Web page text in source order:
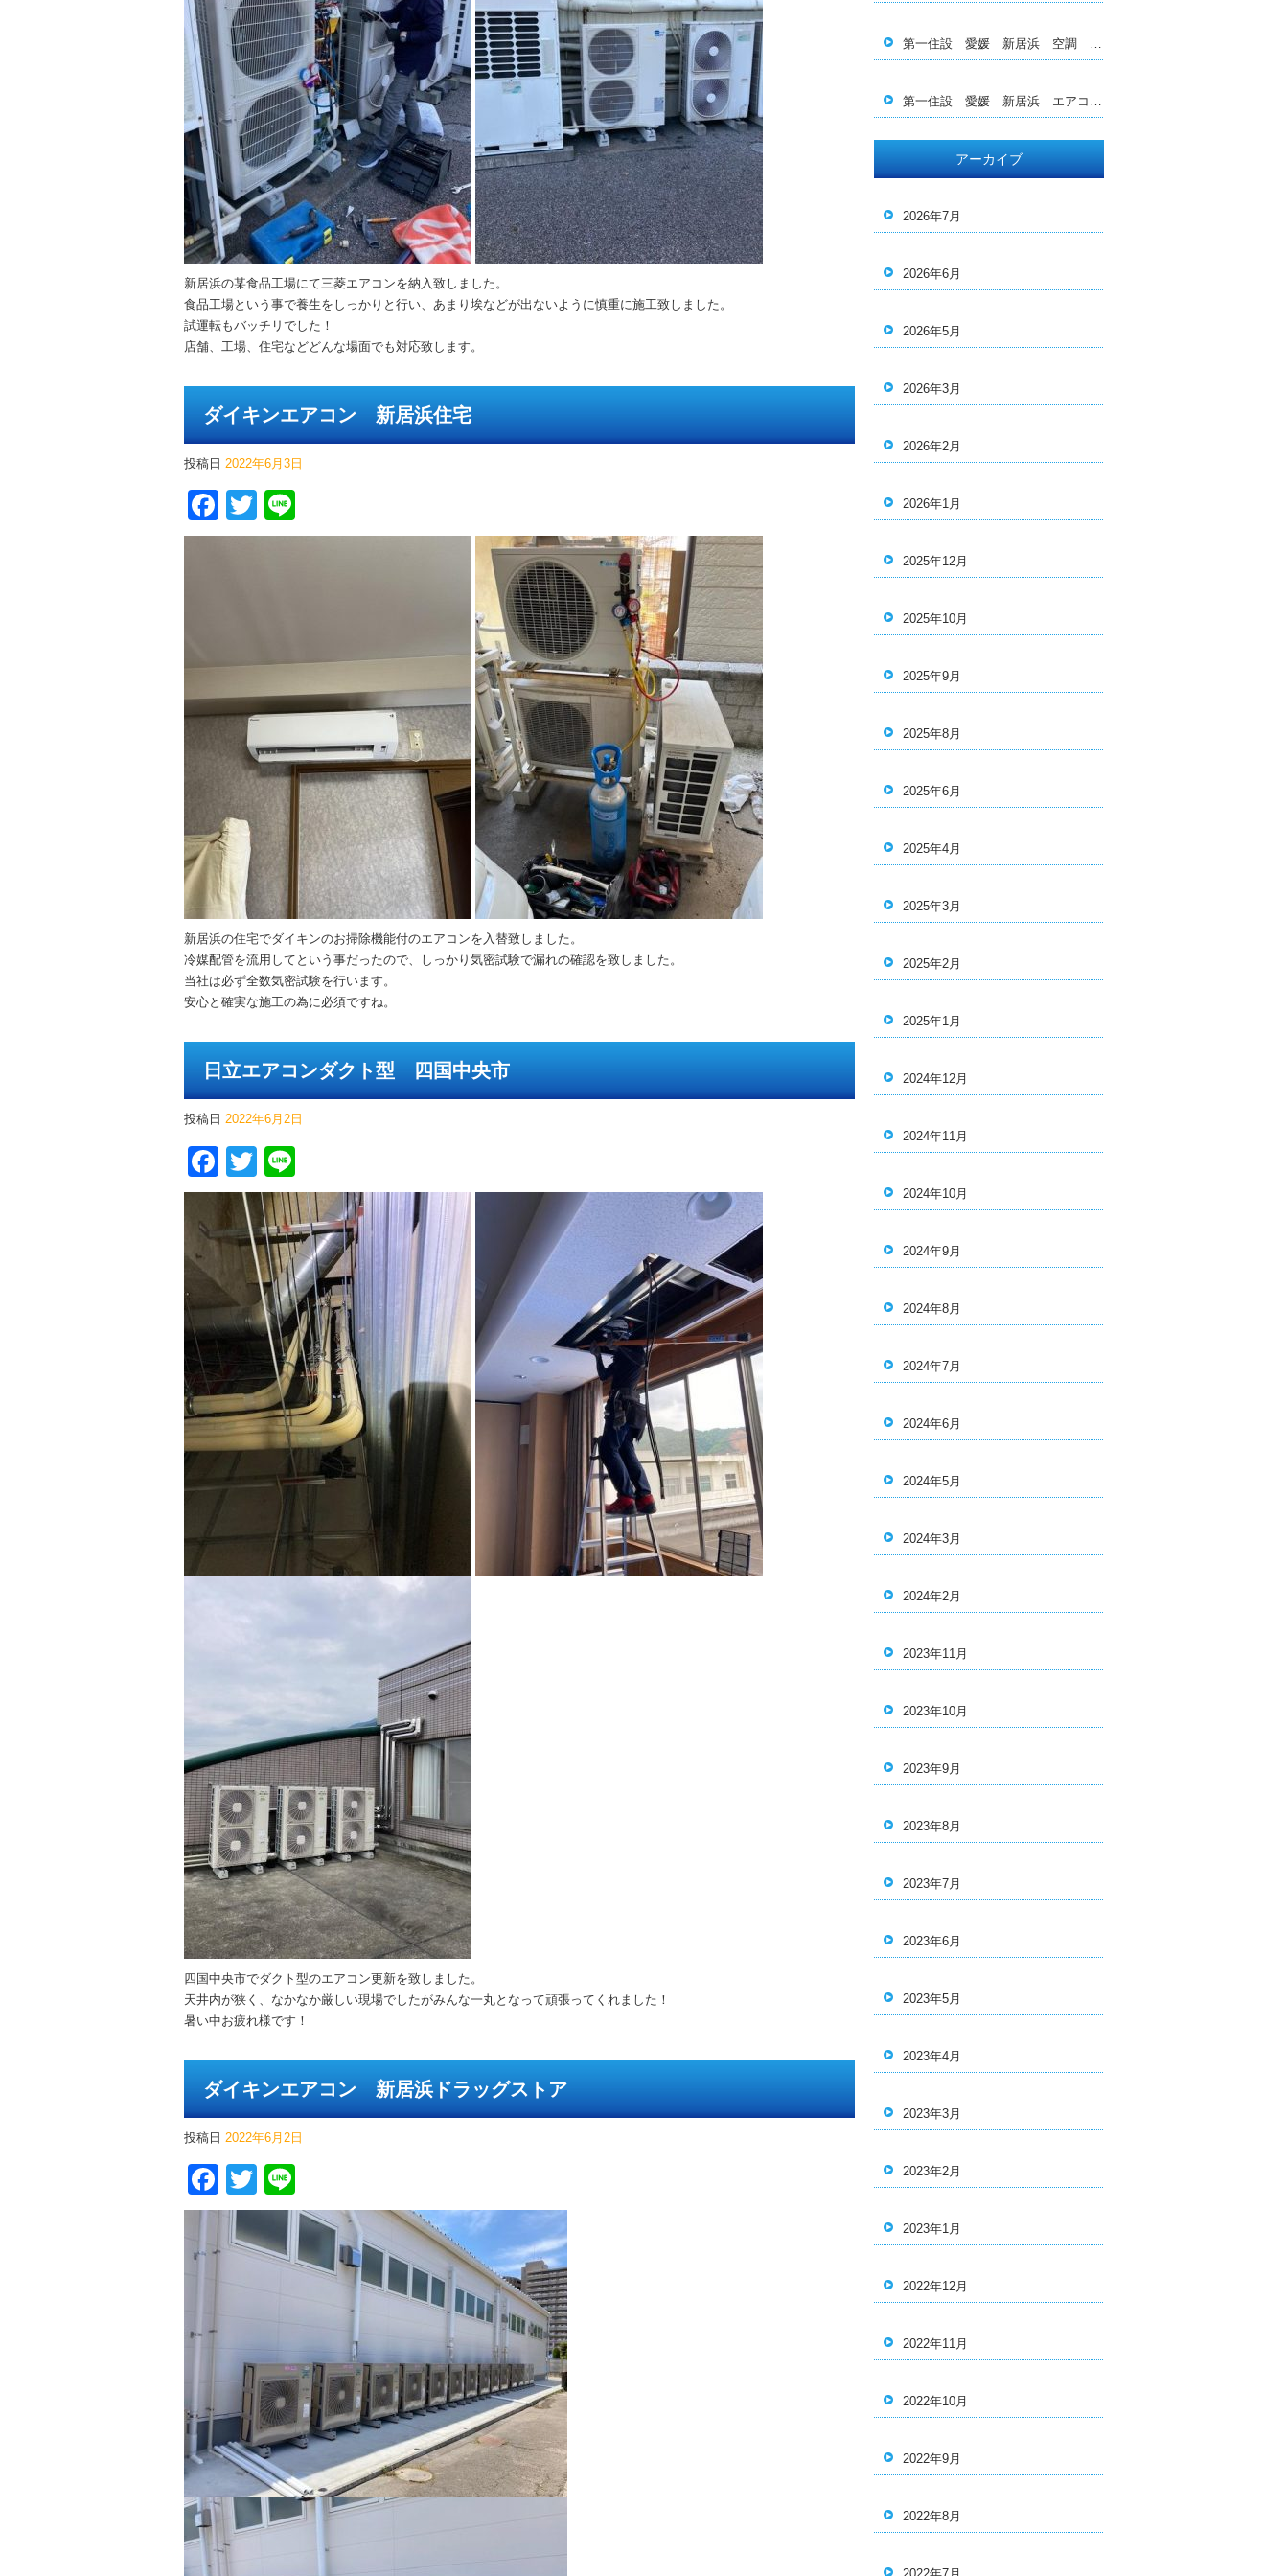
新居浜の某食品工場にて三菱エアコンを納入致しました。
食品工場という事で養生をしっかりと行い、あまり埃などが出ないように慎重に施工致しました。
試運転もバッチリでした！
店舗、工場、住宅などどんな場面でも対応致します。
ダイキンエアコン 新居浜住宅
投稿日 2022年6月3日
Facebook
Twitter
新居浜の住宅でダイキンのお掃除機能付のエアコンを入替致しました。
冷媒配管を流用してという事だったので、しっかり気密試験で漏れの確認を致しました。
当社は必ず全数気密試験を行います。
安心と確実な施工の為に必須ですね。
日立エアコンダクト型 四国中央市
投稿日 2022年6月2日
Facebook
Twitter
四国中央市でダクト型のエアコン更新を致しました。
天井内が狭く、なかなか厳しい現場でしたがみんな一丸となって頑張ってくれました！
暑い中お疲れ様です！
ダイキンエアコン 新居浜ドラッグストア
投稿日 2022年6月2日
Facebook
Twitter
第一住設 愛媛 新居浜 空調 エアコン 電気 工事 施工 保守 メンテナンス 熱中症対策 空調服 ダイキ ン 三菱 日立 Panasonic エコキュート 業務用 求人 転職 若手育成 福利厚生 換気 西条 四国中央 今治 社員 現場管理
第一住設 愛媛 新居浜 エアコン 空調 電気 工事 施工 設計 保守 メンテナンス 洗浄 西条 四国中央 今治 松山 高松 2027年 問題 家庭用 業務用 換 気 フィルター 更新 買い替え ダイキン 三菱 日立 Panasonic スイッチ 人材育成 人手不足 福利厚生 休 日 社員旅行 熱中症 情熱 重工 電力 工場見学
アーカイブ
2026年7月
2026年6月
2026年5月
2026年3月
2026年2月
2026年1月
2025年12月
2025年10月
2025年9月
2025年8月
2025年6月
2025年4月
2025年3月
2025年2月
2025年1月
2024年12月
2024年11月
2024年10月
2024年9月
2024年8月
2024年7月
2024年6月
2024年5月
2024年3月
2024年2月
2023年11月
2023年10月
2023年9月
2023年8月
2023年7月
2023年6月
2023年5月
2023年4月
2023年3月
2023年2月
2023年1月
2022年12月
2022年11月
2022年10月
2022年9月
2022年8月